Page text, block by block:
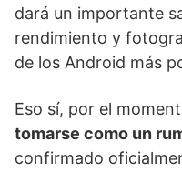
dará un importante
rendimiento y
de los Android más
Eso sí, por el
tomarse como un
confirmado